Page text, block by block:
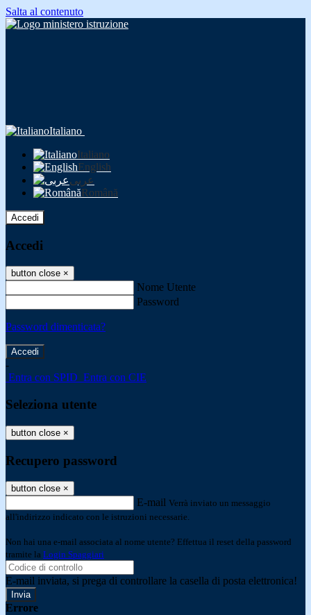
Salta al contenuto
Italiano
Italiano
English
عربى
Română
Accedi
Accedi
button close ×
Nome Utente
Password
Password dimenticata?
-
Entra con SPID Entra con CIE
Seleziona utente
button close ×
Recupero password
button close ×
E-mail Verrà inviato un messaggio
all'indirizzo indicato con le istruzioni necessarie.
Non hai una e-mail associata al nome utente? Effettua il reset della password
tramite la Login Spaggiari
E-mail inviata, si prega di controllare la casella di posta elettronica!
Errore